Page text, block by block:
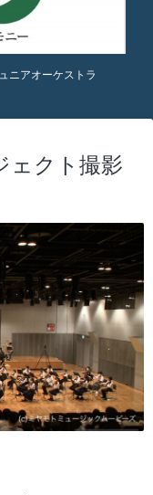
ニアオーケストラ
ェクト撮影